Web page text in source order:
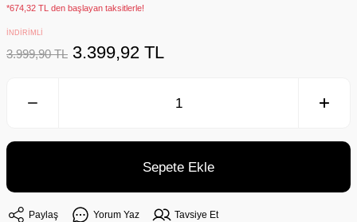
*674,32 TL den başlayan taksitlerle!
İNDİRİMLİ
3.999,90 TL 3.399,92 TL
Sepete Ekle
Paylaş Yorum Yaz Tavsiye Et